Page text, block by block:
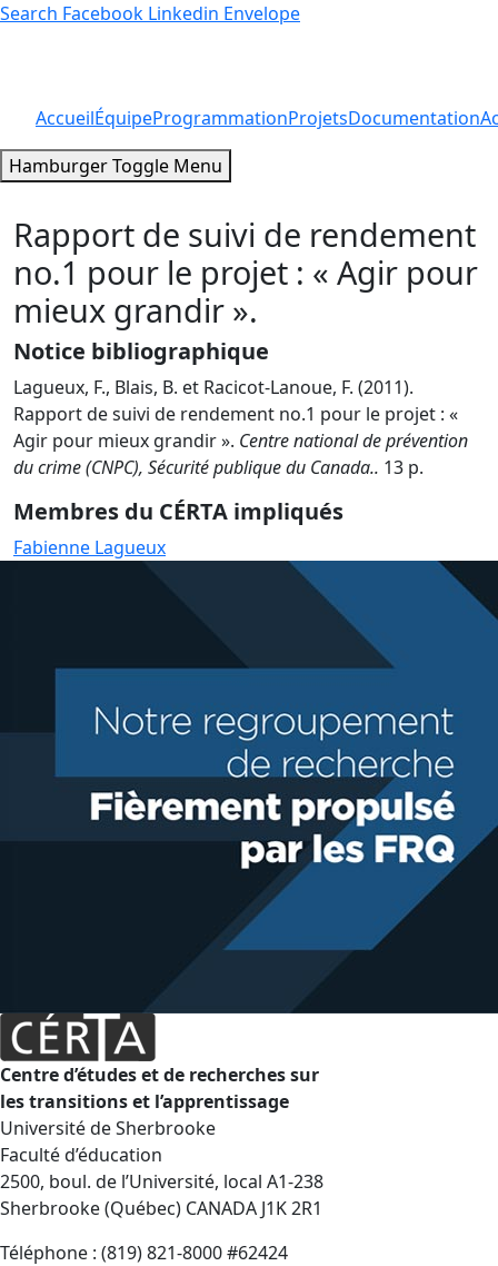
Search Facebook Linkedin Envelope
AccueilÉquipeProgrammationProjetsDocumentation
Hamburger Toggle Menu
Rapport de suivi de rendement
no.1 pour le projet : « Agir pour
mieux grandir ».
Notice bibliographique
Lagueux, F., Blais, B. et Racicot-Lanoue, F. (2011).
Rapport de suivi de rendement no.1 pour le projet : «
Agir pour mieux grandir ». Centre national de prévention
du crime (CNPC), Sécurité publique du Canada.. 13 p.
Membres du CÉRTA impliqués
Fabienne Lagueux
Centre d’études et de recherches sur
les transitions et l’apprentissage
Université de Sherbrooke
Faculté d’éducation
2500, boul. de l’Université, local A1-238
Sherbrooke (Québec) CANADA J1K 2R1
Téléphone : (819) 821-8000 #62424